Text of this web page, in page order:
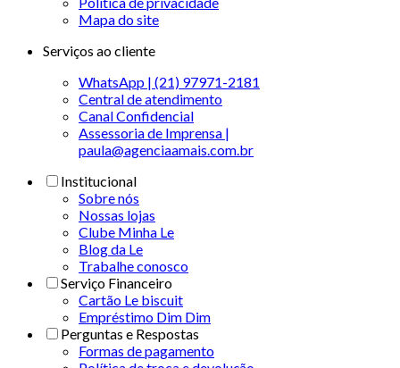
Mapa do site
Serviços ao cliente
WhatsApp | (21) 97971-2181
Central de atendimento
Canal Confidencial
Assessoria de Imprensa |
paula@agenciaamais.com.br
Institucional
Sobre nós
Nossas lojas
Clube Minha Le
Blog da Le
Trabalhe conosco
Serviço Financeiro
Cartão Le biscuit
Empréstimo Dim Dim
Perguntas e Respostas
Formas de pagamento